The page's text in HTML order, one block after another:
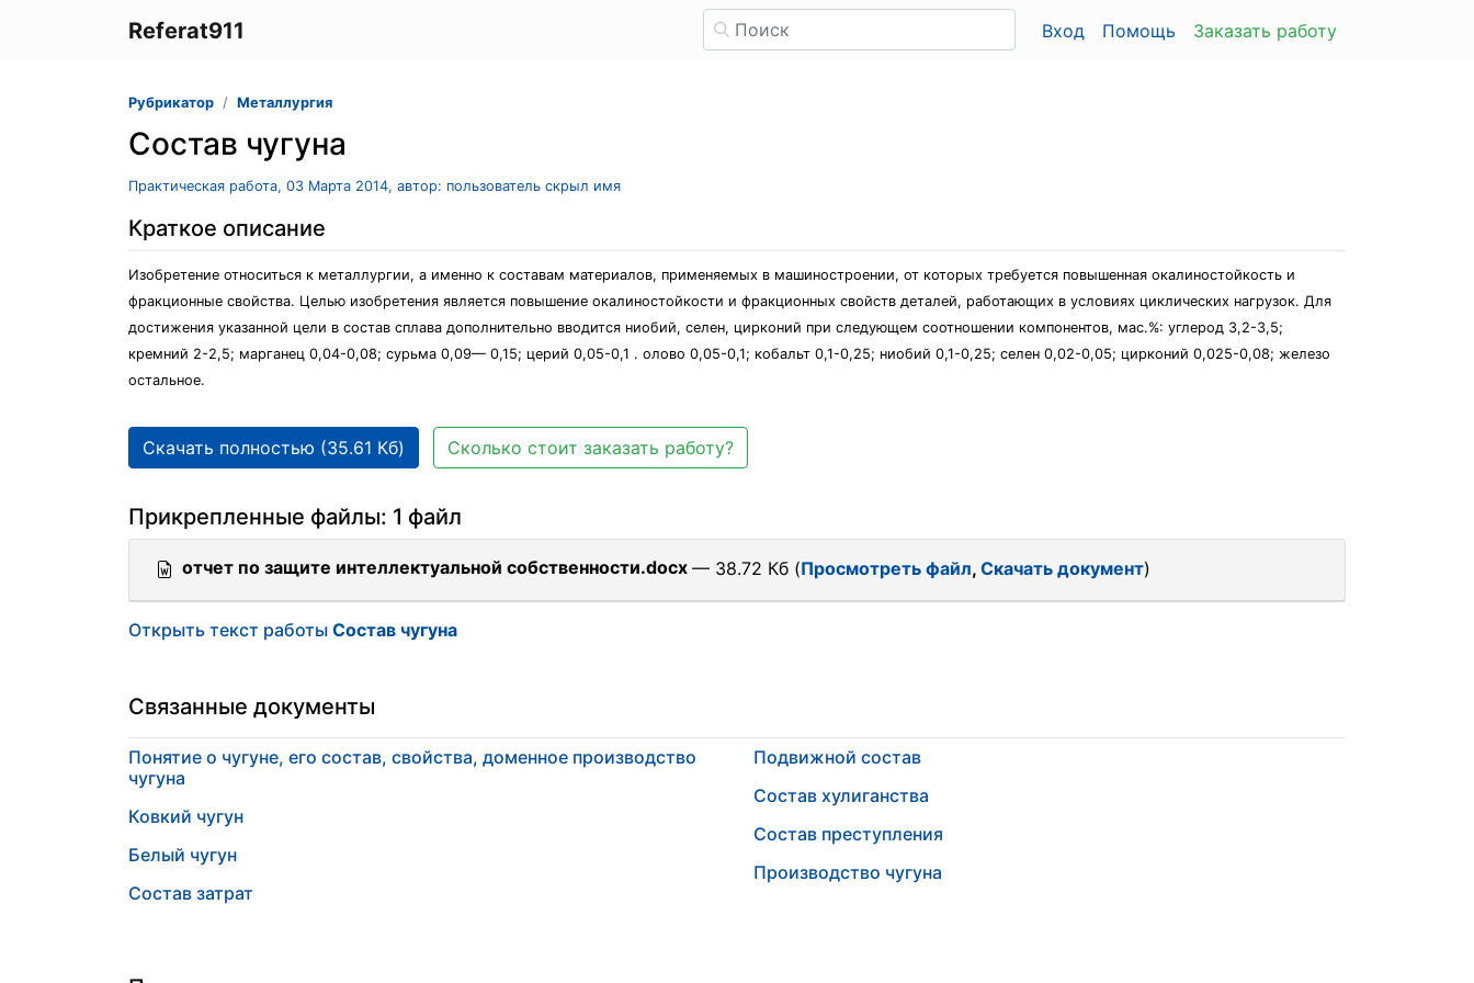
Referat911 Вход Помощь Заказать работу
Рубрикатор Металлургия
Состав чугуна
Практическая работа, 03 Марта 2014, автор: пользователь скрыл имя
Краткое описание
Изобретение относиться к металлургии, а именно к составам материалов, применяемых в машиностроении, от которых требуется повышенная окалиностойкость и
фракционные свойства. Целью изобретения является повышение окалиностойкости и фракционных свойств деталей, работающих в условиях циклических нагрузок. Для
достижения указанной цели в состав сплава дополнительно вводится ниобий, селен, цирконий при следующем соотношении компонентов, мас.%: углерод 3,2-3,5;
кремний 2-2,5; марганец 0,04-0,08; сурьма 0,09— 0,15; церий 0,05-0,1 . олово 0,05-0,1; кобальт 0,1-0,25; ниобий 0,1-0,25; селен 0,02-0,05; цирконий 0,025-0,08; железо
остальное.
Скачать полностью (35.61 Кб) Сколько стоит заказать работу?
Прикрепленные файлы: 1 файл
отчет по защите интеллектуальной собственности.docx — 38.72 Кб (Просмотреть файл, Скачать документ)
Открыть текст работы Состав чугуна
Связанные документы
Понятие о чугуне, его состав, свойства, доменное производство
чугуна
Ковкий чугун
Белый чугун
Состав затрат
Подвижной состав
Состав хулиганства
Состав преступления
Производство чугуна